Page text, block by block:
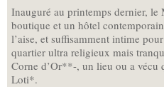
Inauguré au printemps dernier,
boutique et un hôtel
l’aise, et suffisamment intime
quartier ultra religieux mais
Corne d’Or**-, un lieu ou a vécu
Loti*.